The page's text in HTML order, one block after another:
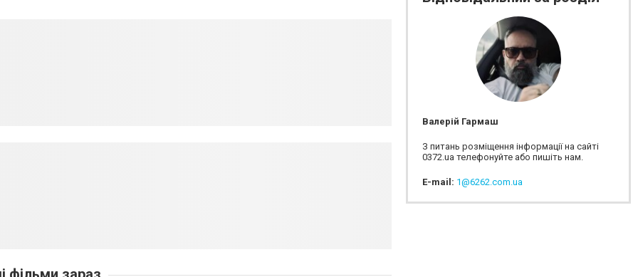
Валерій Гармаш
З питань розміщення інформації на сайті
0372.ua телефонуйте або пишіть нам.
E-mail: 1@6262.com.ua